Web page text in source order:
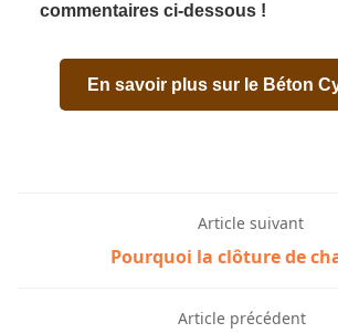
commentaires ci-dessous !
En savoir plus sur le Béton
Article suivant
Pourquoi la clôture de
Article précédent